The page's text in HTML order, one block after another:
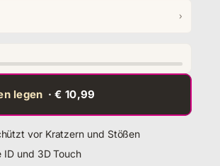
›
legen · € 10,99
vor Kratzern und Stößen
ID und 3D Touch